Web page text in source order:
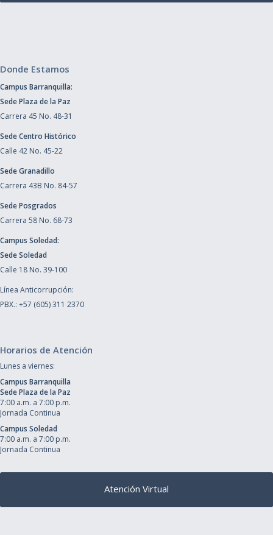
Donde Estamos
Campus Barranquilla:
Sede Plaza de la Paz
Carrera 45 No. 48-31
Sede Centro Histórico
Calle 42 No. 45-22
Sede Granadillo
Carrera 43B No. 84-57
Sede Posgrados
Carrera 58 No. 68-73
Campus Soledad:
Sede Soledad
Calle 18 No. 39-100
Línea Anticorrupción:
PBX.: +57 (605) 311 2370
Horarios de Atención
Lunes a viernes:
Campus Barranquilla
Sede Plaza de la Paz
7:00 a.m. a 7:00 p.m.
Jornada Continua
Campus Soledad
7:00 a.m. a 7:00 p.m.
Jornada Continua
Atención Virtual